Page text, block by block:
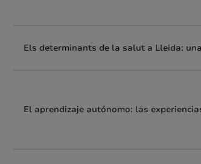
Els determinants de la salut a Lleida:
El aprendizaje autónomo: las